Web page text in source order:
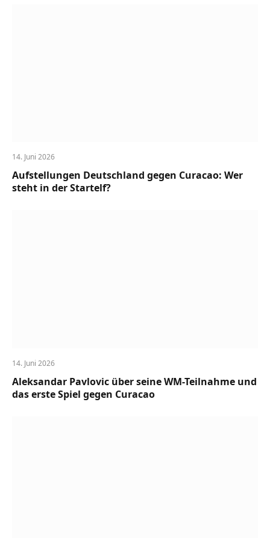
14. Juni 2026
Aufstellungen Deutschland gegen Curacao: Wer
steht in der Startelf?
14. Juni 2026
Aleksandar Pavlovic über seine WM-Teilnahme und
das erste Spiel gegen Curacao